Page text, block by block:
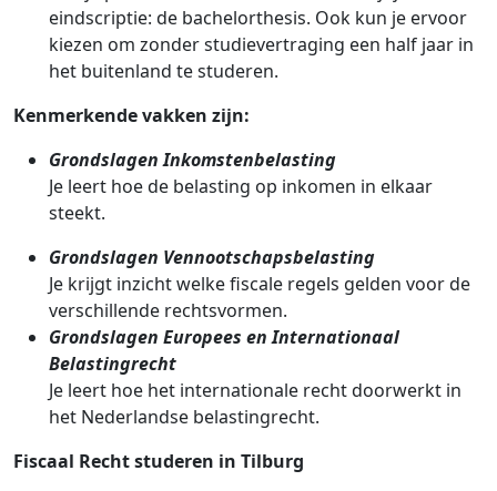
eindscriptie: de bachelorthesis. Ook kun je ervoor
kiezen om zonder studievertraging een half jaar in
het buitenland te studeren.
Kenmerkende vakken zijn:
Grondslagen Inkomstenbelasting
Je leert hoe de belasting op inkomen in elkaar
steekt.
Grondslagen Vennootschapsbelasting
Je krijgt inzicht welke fiscale regels gelden voor de
verschillende rechtsvormen.
Grondslagen Europees en Internationaal
Belastingrecht
Je leert hoe het internationale recht doorwerkt in
het Nederlandse belastingrecht.
Fiscaal Recht studeren in Tilburg